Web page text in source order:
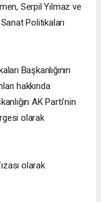
Serpil Yılmaz ve
Politikaları
Başkanlığının
hakkında
AK Parti'nin
olarak
olarak